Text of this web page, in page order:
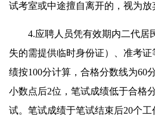
试考室或中途擅自离开的，视为放
4.应聘人员凭有效期内二代居
失的需提供临时身份证）、准考
绩按100分计算，合格分数线为60
小数点后2位，笔试成绩低于合格
试。笔试成绩于笔试结束后20个